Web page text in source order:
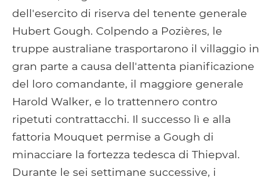
dell'esercito di riserva del tenente generale
Hubert Gough. Colpendo a Pozières, le
truppe australiane trasportarono il villaggio in
gran parte a causa dell'attenta pianificazione
del loro comandante, il maggiore generale
Harold Walker, e lo trattennero contro
ripetuti contrattacchi. Il successo lì e alla
fattoria Mouquet permise a Gough di
minacciare la fortezza tedesca di Thiepval.
Durante le sei settimane successive, i